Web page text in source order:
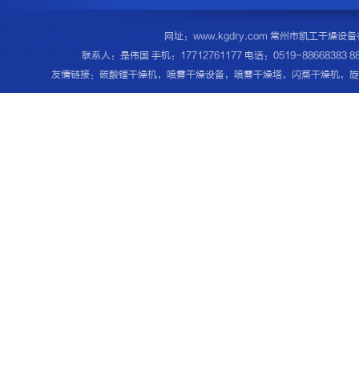
网址：www.kgdry.com 常州市凯工干燥设
联系人：是伟国 手机：17712761177 电话：0519-88668383
友情链接：碳酸锂干燥机，喷雾干燥设备，喷雾干燥塔，闪蒸干燥机，